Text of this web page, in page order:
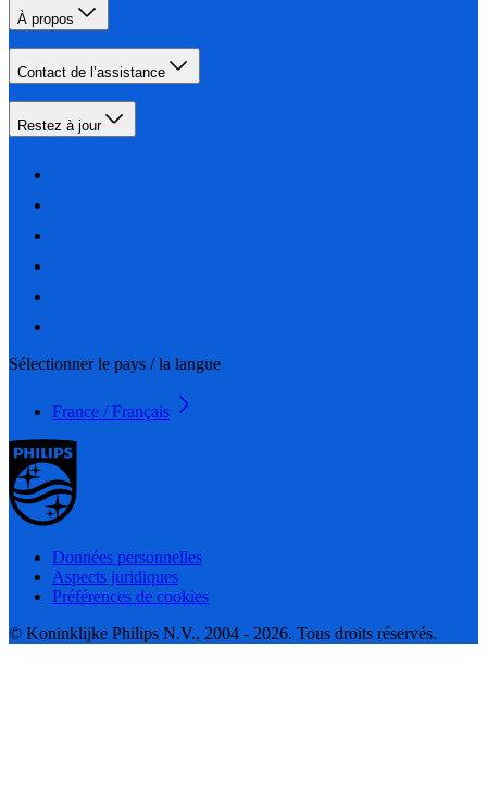
À propos
Contact de l’assistance
Restez à jour
Sélectionner le pays / la langue
France / Français
Données personnelles
Aspects juridiques
Préférences de cookies
© Koninklijke Philips N.V., 2004 - 2026. Tous droits réservés.